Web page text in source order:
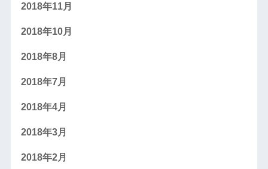
2018年11月
2018年10月
2018年8月
2018年7月
2018年4月
2018年3月
2018年2月